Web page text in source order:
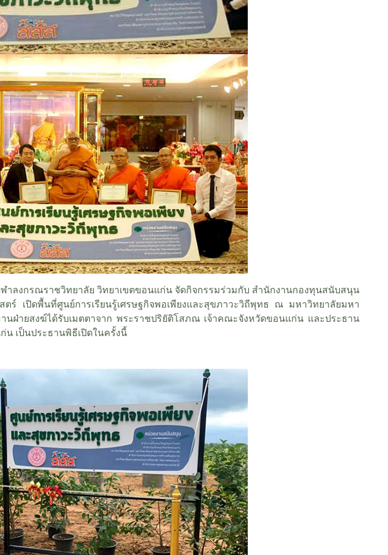
าลงกรณราชวิทยาลัย วิทยาเขตขอนแก่น จัดกิจกรรมร่วมกับ สำนักงานกองทุนสนับสนุน
ร์ เปิดพื้นที่ศูนย์การเรียนรู้เศรษฐกิจพอเพียงและสุขภาวะวิถีพุทธ ณ มหาวิทยาลัยมหา
นฝ่ายสงฆ์ได้รับเมตตาจาก พระราชปริยัติโสภณ เจ้าคณะจังหวัดขอนแก่น และประธาน
เป็นประธานพิธีเปิดในครั้งนี้